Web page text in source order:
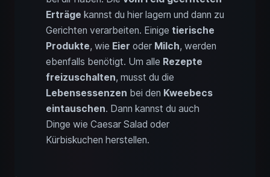
Erträge kannst du hier lagern und dann zu
Gerichten verarbeiten. Einige tierische
Produkte, wie Eier oder Milch, werden
ebenfalls benötigt. Um alle Rezepte
freizuschalten, musst du die
Lebensessenzen bei den Kweebecs
eintauschen. Dann kannst du auch
Dinge wie Caesar Salad oder
Kürbiskuchen herstellen.